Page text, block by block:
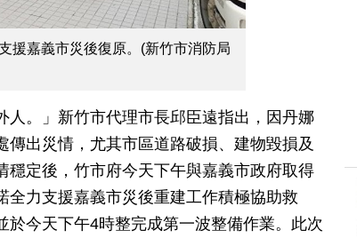
援嘉義市災後復原。(新竹市消防局
人。」新竹市代理市長邱臣遠指出，因丹娜
出災情，尤其市區道路破損、建物毀損及
穩定後，竹市府今天下午與嘉義市政府取得
力支援嘉義市災後重建工作積極協助救
於今天下午4時整完成第一波整備作業。此次